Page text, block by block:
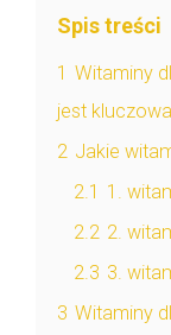
Spis treści
1 Witaminy
jest
2 Jakie
2.1 1.
2.2 2.
2.3 3.
3 Witaminy